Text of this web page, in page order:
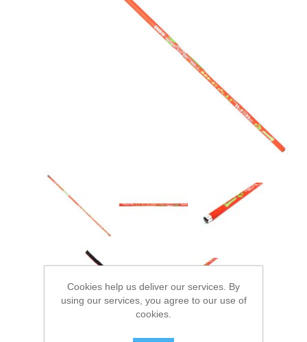
Товары для рыбалки
Аксессуары для лодок
Cookies help us deliver our services. By
using our services, you agree to our use of
cookies.